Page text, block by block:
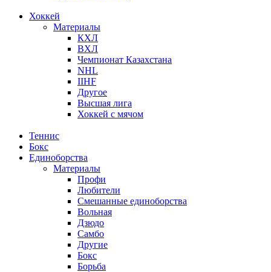
Хоккей
Материалы
КХЛ
ВХЛ
Чемпионат Казахстана
NHL
IIHF
Другое
Высшая лига
Хоккей с мячом
Теннис
Бокс
Единоборства
Материалы
Профи
Любители
Смешанные единоборства
Вольная
Дзюдо
Самбо
Другие
Бокс
Борьба